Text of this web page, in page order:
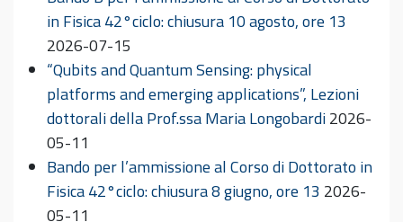
in Fisica 42°ciclo: chiusura 10 agosto, ore 13
2026-07-15
“Qubits and Quantum Sensing: physical
platforms and emerging applications”, Lezioni
dottorali della Prof.ssa Maria Longobardi2026-
05-11
Bando per l’ammissione al Corso di Dottorato in
Fisica 42°ciclo: chiusura 8 giugno, ore 13 2026-
05-11